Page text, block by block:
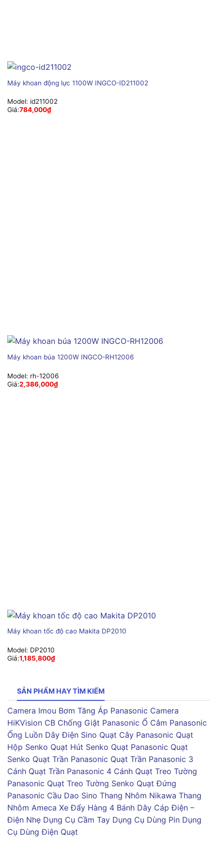
Máy khoan động lực 1100W INGCO-ID211002
Model: id211002
Giá:784,000₫
Máy khoan búa 1200W INGCO-RH12006
Model: rh-12006
Giá:2,386,000₫
Máy khoan tốc độ cao Makita DP2010
Model: DP2010
Giá:1,185,800₫
SẢN PHẨM HAY TÌM KIẾM
Camera Imou Bơm Tăng Áp Panasonic Camera
HiKVision CB Chống Giật Panasonic Ổ Cắm Panasonic
Ống Luồn Dây Điện Sino Quạt Cây Panasonic Quạt
Hộp Senko Quạt Hút Senko Quạt Panasonic Quạt
Senko Quạt Trần Panasonic Quạt Trần Panasonic 3
Cánh Quạt Trần Panasonic 4 Cánh Quạt Treo Tường
Panasonic Quạt Treo Tường Senko Quạt Đứng
Panasonic Cầu Dao Sino Thang Nhôm Nikawa Thang
Nhôm Ameca Xe Đẩy Hàng 4 Bánh Dây Cáp Điện –
Điện Nhẹ Dụng Cụ Cầm Tay Dụng Cụ Dùng Pin Dụng
Cụ Dùng Điện Quạt